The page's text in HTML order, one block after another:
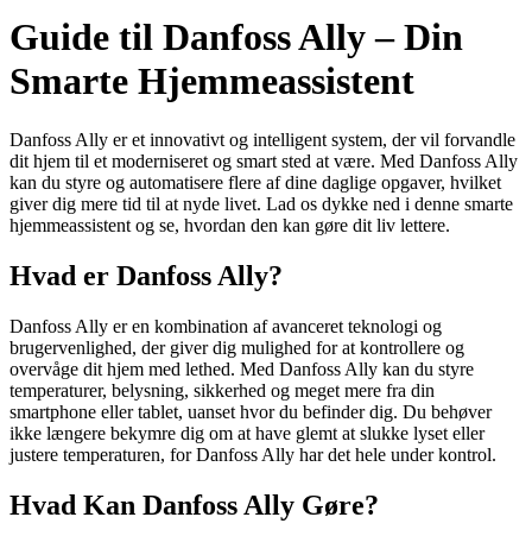
Guide til Danfoss Ally – Din
Smarte Hjemmeassistent
Danfoss Ally er et innovativt og intelligent system, der vil forvandle
dit hjem til et moderniseret og smart sted at være. Med Danfoss Ally
kan du styre og automatisere flere af dine daglige opgaver, hvilket
giver dig mere tid til at nyde livet. Lad os dykke ned i denne smarte
hjemmeassistent og se, hvordan den kan gøre dit liv lettere.
Hvad er Danfoss Ally?
Danfoss Ally er en kombination af avanceret teknologi og
brugervenlighed, der giver dig mulighed for at kontrollere og
overvåge dit hjem med lethed. Med Danfoss Ally kan du styre
temperaturer, belysning, sikkerhed og meget mere fra din
smartphone eller tablet, uanset hvor du befinder dig. Du behøver
ikke længere bekymre dig om at have glemt at slukke lyset eller
justere temperaturen, for Danfoss Ally har det hele under kontrol.
Hvad Kan Danfoss Ally Gøre?